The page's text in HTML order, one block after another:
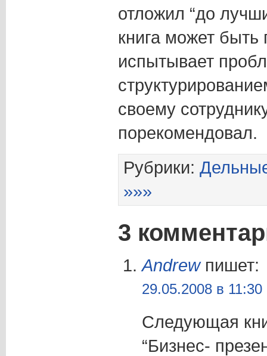
отложил “до
книга может быть
испытывает
своему
порекомендовал.
Рубрики:
»»»
3
Andrewпишет:
29.05.2008 в 11:30
Следующая
“Бизнес-